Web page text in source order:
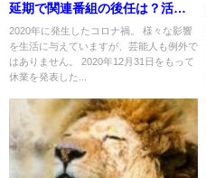
延期で関連番組の後任は？活動
延長もある？
2020年に発生したコロナ禍。 様々な影響
を生活に与えていますが、芸能人も例外で
はありません。 2020年12月31日をもって
休業を発表した...